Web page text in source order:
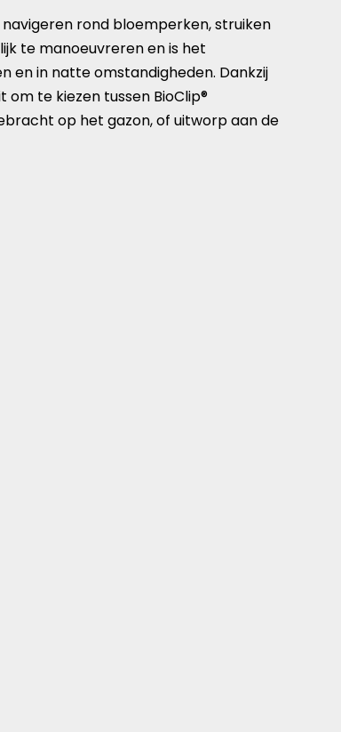
navigeren rond bloemperken, struiken
te manoeuvreren en is het
en in natte omstandigheden. Dankzij
te kiezen tussen BioClip®
op het gazon, of uitworp aan de